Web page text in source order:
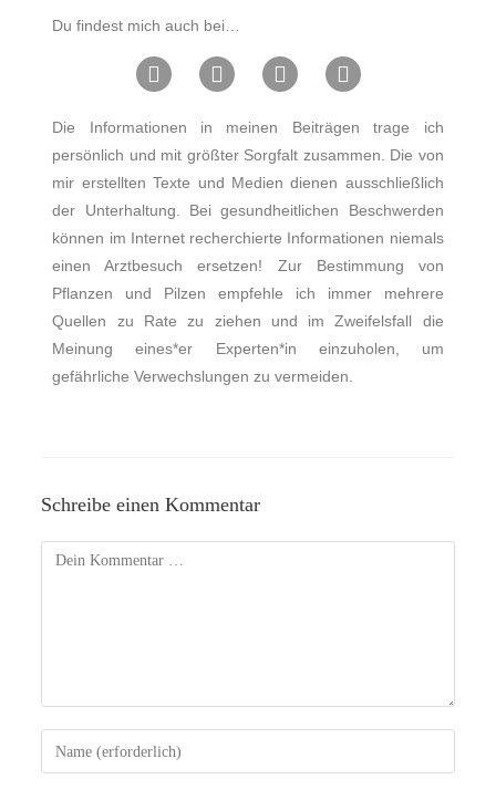
Du findest mich auch bei…
Die Informationen in meinen Beiträgen trage ich
persönlich und mit größter Sorgfalt zusammen. Die von
mir erstellten Texte und Medien dienen ausschließlich
der Unterhaltung. Bei gesundheitlichen Beschwerden
können im Internet recherchierte Informationen niemals
einen Arztbesuch ersetzen! Zur Bestimmung von
Pflanzen und Pilzen empfehle ich immer mehrere
Quellen zu Rate zu ziehen und im Zweifelsfall die
Meinung eines*er Experten*in einzuholen, um
gefährliche Verwechslungen zu vermeiden.
Schreibe einen Kommentar